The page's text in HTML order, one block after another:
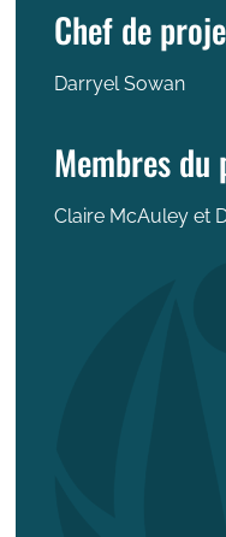
Chef de
Darryel Sowan
Membres
Claire McAuley et